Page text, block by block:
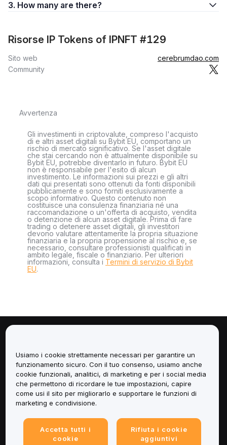
3. How many are there?
Risorse IP Tokens of IPNFT #129
Sito web
cerebrumdao.com
Community
Avvertenza
Gli investimenti in criptovalute, compreso l'acquisto
di e altri asset digitali su Bybit EU, comportano un
rischio di mercato significativo. Se l'asset digitale
che stai cercando non è attualmente disponibile su
Bybit EU, potrebbe diventarlo in futuro. Bybit EU
non è responsabile per l'esito di alcun
investimento. Le informazioni sui prezzi e gli altri
dati qui presentati sono ottenuti da fonti disponibili
pubblicamente e sono forniti esclusivamente a
scopo informativo. Questo contenuto non
costituisce una consulenza finanziaria né una
raccomandazione o un'offerta di acquisto, vendita
o detenzione di alcun asset digitale. Prima di fare
trading o detenere asset digitali, gli investitori
devono valutare attentamente la propria situazione
finanziaria e la propria propensione al rischio e, se
necessario, consultare professionisti qualificati in
ambito legale, fiscale o finanziario. Per ulteriori
informazioni, consulta i Termini di servizio di Bybit
EU.
Servizi
Assistenza
Informazioni legali
Usiamo i cookie strettamente necessari per garantire un
funzionamento sicuro. Con il tuo consenso, usiamo anche
cookie funzionali, analitici, di marketing e per i social media
che permettono di ricordare le tue impostazioni, capire
come usi il sito per migliorarlo e supportare le funzioni di
marketing e condivisione.
Accetta tutti i
cookie
Rifiuta i cookie
aggiuntivi